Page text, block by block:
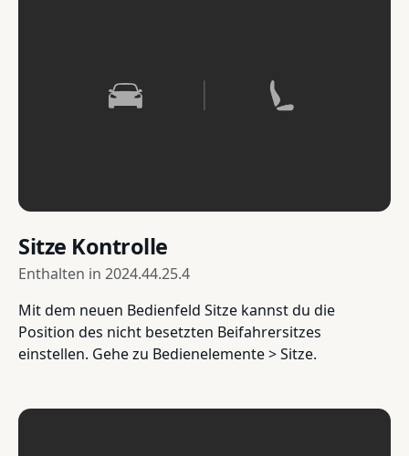
Sitze Kontrolle
Enthalten in 2024.44.25.4
Mit dem neuen Bedienfeld Sitze kannst du die
Position des nicht besetzten Beifahrersitzes
einstellen. Gehe zu Bedienelemente > Sitze.